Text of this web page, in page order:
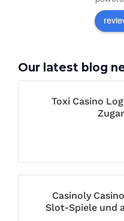
Our latest blog
Toxi Casino
Casinoly
Slot-Spiele und